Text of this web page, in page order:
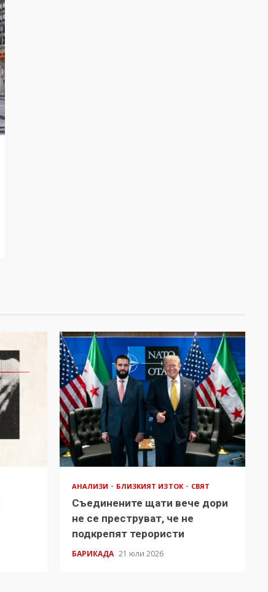
АНАЛИЗИ БЛИЗКИЯТ ИЗТОК СВЯТ
Съединените щати вече дори
не се преструват, че не
подкрепят терористи
БАРИКАДА 21 юли 2026